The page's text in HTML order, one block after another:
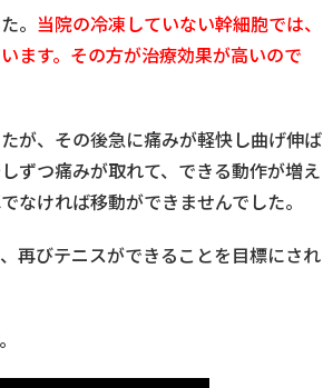
。 当院の冷凍していない幹細胞では、
ます。その方が治療効果が高いので
が、その後急に痛みが軽快し曲げ伸ば
ずつ痛みが取れて、できる動作が増え
なければ移動ができませんでした。
再びテニスができることを目標にされ
。